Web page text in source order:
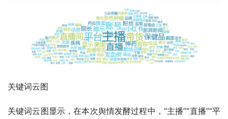
关键词云图
关键词云图显示，在本次舆情发酵过程中，“主播”“直播”“平